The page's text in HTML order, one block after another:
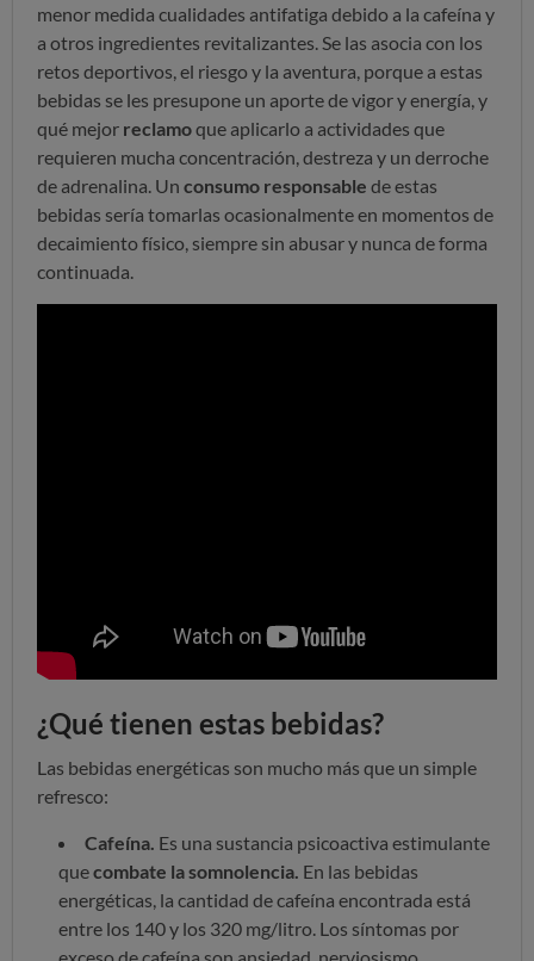
menor medida cualidades antifatiga debido a la cafeína y
a otros ingredientes revitalizantes. Se las asocia con los
retos deportivos, el riesgo y la aventura, porque a estas
bebidas se les presupone un aporte de vigor y energía, y
qué mejor reclamoque aplicarlo a actividades que
requieren mucha concentración, destreza y un derroche
de adrenalina. Un consumo responsable de estas
bebidas sería tomarlas ocasionalmente en momentos de
decaimiento físico, siempre sin abusar y nunca de forma
continuada.
¿Qué tienen estas bebidas?
Las bebidas energéticas son mucho más que un simple
refresco:
Cafeína. Es una sustancia psicoactiva estimulante
quecombate la somnolencia. En las bebidas
energéticas, la cantidad de cafeína encontrada está
entre los 140 y los 320 mg/litro. Los síntomas por